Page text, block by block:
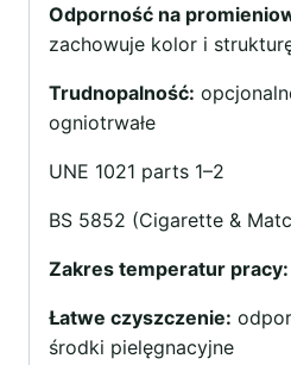
Odporność na
zachowuje kolor i
Trudnopalność:
ogniotrwałe
UNE 1021 parts 1–2
BS 5852 (Cigarette &
Zakres temperatur pracy:
Łatwe czyszczenie:
środki pielęgnacyjne